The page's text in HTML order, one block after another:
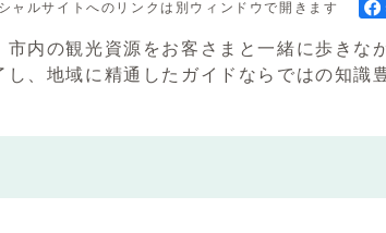
ャルサイトへのリンクは別ウィンドウで開きます
内の観光資源をお客さまと一緒に歩きな
、地域に精通したガイドならではの知識